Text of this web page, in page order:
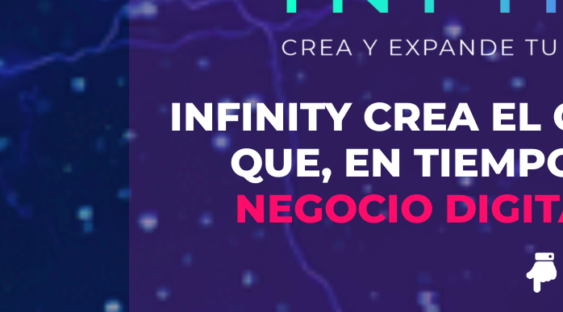
INFINITY CREA EL
QUE, EN
NEGOCIO